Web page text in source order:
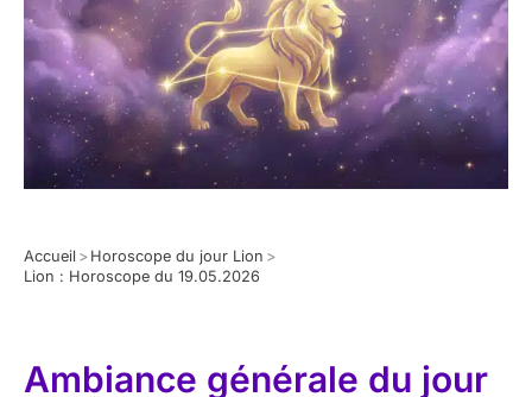
Accueil > Horoscope du jour Lion >
Lion : Horoscope du 19.05.2026
Ambiance générale du jour